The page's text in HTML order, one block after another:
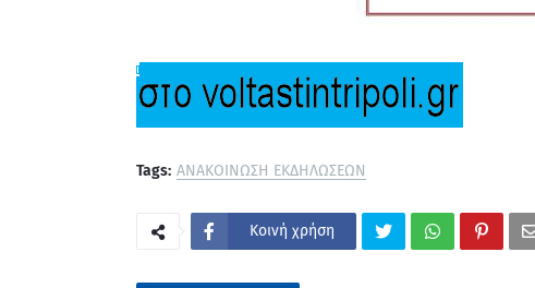
Tags: ΑΝΑΚΟΙΝΩΣΗ ΕΚΔΗΛΩΣΕΩΝ
Κοινή χρήση